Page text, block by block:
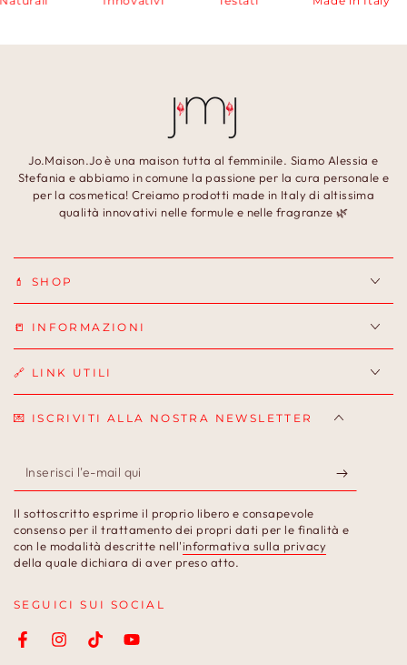
Jo.Maison.Jo è una maison tutta al femminile. Siamo Alessia e
Stefania e abbiamo in comune la passione per la cura personale e
per la cosmetica! Creiamo prodotti made in Italy di altissima
qualità innovativi nelle formule e nelle fragranze 🌿
💄 SHOP
📒 INFORMAZIONI
🔗 LINK UTILI
💌 ISCRIVITI ALLA NOSTRA NEWSLETTER
Inserisci
l'e-
mail
qui
Il sottoscritto esprime il proprio libero e consapevole
consenso per il trattamento dei propri dati per le finalità e
con le modalità descritte nell'informativa sulla privacy
della quale dichiara di aver preso atto.
SEGUICI SUI SOCIAL
FacebookInstagramTikTokYouTube